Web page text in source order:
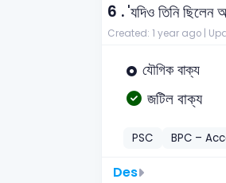
6 .'যদিও তিনি ছিলেন
Created: 1 year ago |
যৌগিক বাক্য
জটিল বাক্য
PSC BPC –
Des